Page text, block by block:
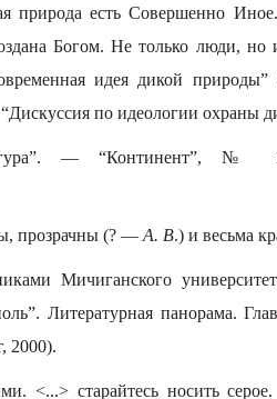
природа есть Совершенно
Богом. Не только люди, но
идея дикой природы”
по идеологии охраны
— “Континент”,
прозрачны (? — А. В.) и весьма
Мичиганского
Литературная панорама.
2000).
<...> старайтесь носить